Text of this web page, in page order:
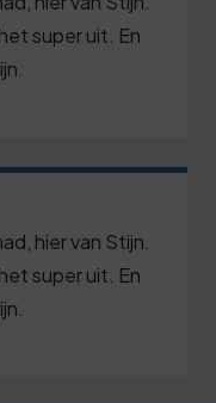
super uit. En
hier van Stijn.
super uit. En